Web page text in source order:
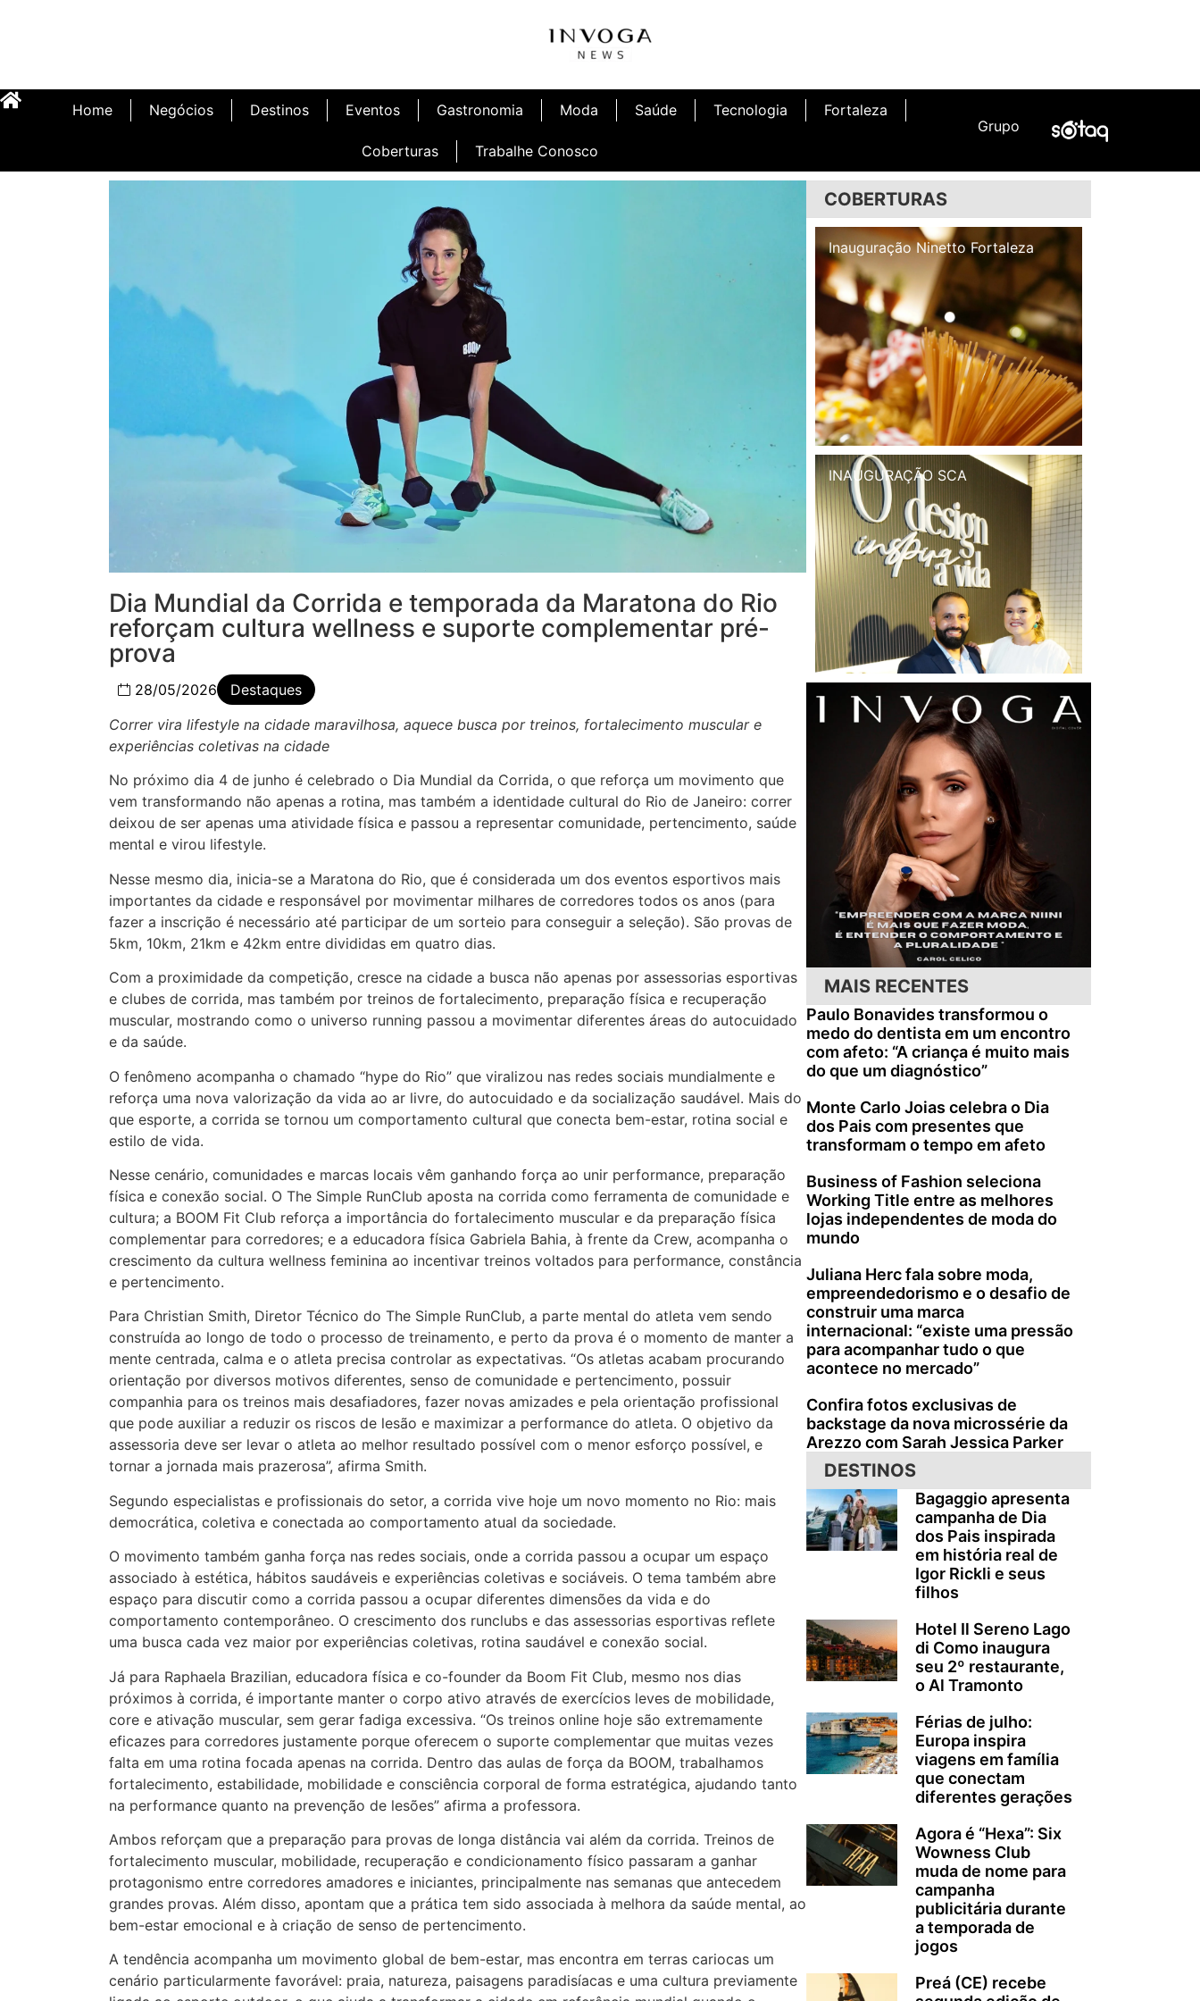
Home Negócios Destinos Eventos Gastronomia Moda Saúde Tecnologia Fortaleza
Coberturas Trabalhe Conosco
Grupo
Dia Mundial da Corrida e temporada da Maratona do Rio
reforçam cultura wellness e suporte complementar pré-
prova
28/05/2026
Destaques
Correr vira lifestyle na cidade maravilhosa, aquece busca por treinos, fortalecimento muscular e
experiências coletivas na cidade
No próximo dia 4 de junho é celebrado o Dia Mundial da Corrida, o que reforça um movimento que
vem transformando não apenas a rotina, mas também a identidade cultural do Rio de Janeiro: correr
deixou de ser apenas uma atividade física e passou a representar comunidade, pertencimento, saúde
mental e virou lifestyle.
Nesse mesmo dia, inicia-se a Maratona do Rio, que é considerada um dos eventos esportivos mais
importantes da cidade e responsável por movimentar milhares de corredores todos os anos (para
fazer a inscrição é necessário até participar de um sorteio para conseguir a seleção). São provas de
5km, 10km, 21km e 42km entre divididas em quatro dias.
Com a proximidade da competição, cresce na cidade a busca não apenas por assessorias esportivas
e clubes de corrida, mas também por treinos de fortalecimento, preparação física e recuperação
muscular, mostrando como o universo running passou a movimentar diferentes áreas do autocuidado
e da saúde.
O fenômeno acompanha o chamado “hype do Rio” que viralizou nas redes sociais mundialmente e
reforça uma nova valorização da vida ao ar livre, do autocuidado e da socialização saudável. Mais do
que esporte, a corrida se tornou um comportamento cultural que conecta bem-estar, rotina social e
estilo de vida.
Nesse cenário, comunidades e marcas locais vêm ganhando força ao unir performance, preparação
física e conexão social. O The Simple RunClub aposta na corrida como ferramenta de comunidade e
cultura; a BOOM Fit Club reforça a importância do fortalecimento muscular e da preparação física
complementar para corredores; e a educadora física Gabriela Bahia, à frente da Crew, acompanha o
crescimento da cultura wellness feminina ao incentivar treinos voltados para performance, constância
e pertencimento.
Para Christian Smith, Diretor Técnico do The Simple RunClub, a parte mental do atleta vem sendo
construída ao longo de todo o processo de treinamento, e perto da prova é o momento de manter a
mente centrada, calma e o atleta precisa controlar as expectativas. “Os atletas acabam procurando
orientação por diversos motivos diferentes, senso de comunidade e pertencimento, possuir
companhia para os treinos mais desafiadores, fazer novas amizades e pela orientação profissional
que pode auxiliar a reduzir os riscos de lesão e maximizar a performance do atleta. O objetivo da
assessoria deve ser levar o atleta ao melhor resultado possível com o menor esforço possível, e
tornar a jornada mais prazerosa”, afirma Smith.
Segundo especialistas e profissionais do setor, a corrida vive hoje um novo momento no Rio: mais
democrática, coletiva e conectada ao comportamento atual da sociedade.
O movimento também ganha força nas redes sociais, onde a corrida passou a ocupar um espaço
associado à estética, hábitos saudáveis e experiências coletivas e sociáveis. O tema também abre
espaço para discutir como a corrida passou a ocupar diferentes dimensões da vida e do
comportamento contemporâneo. O crescimento dos runclubs e das assessorias esportivas reflete
uma busca cada vez maior por experiências coletivas, rotina saudável e conexão social.
Já para Raphaela Brazilian, educadora física e co-founder da Boom Fit Club, mesmo nos dias
próximos à corrida, é importante manter o corpo ativo através de exercícios leves de mobilidade,
core e ativação muscular, sem gerar fadiga excessiva. “Os treinos online hoje são extremamente
eficazes para corredores justamente porque oferecem o suporte complementar que muitas vezes
falta em uma rotina focada apenas na corrida. Dentro das aulas de força da BOOM, trabalhamos
fortalecimento, estabilidade, mobilidade e consciência corporal de forma estratégica, ajudando tanto
na performance quanto na prevenção de lesões” afirma a professora.
Ambos reforçam que a preparação para provas de longa distância vai além da corrida. Treinos de
fortalecimento muscular, mobilidade, recuperação e condicionamento físico passaram a ganhar
protagonismo entre corredores amadores e iniciantes, principalmente nas semanas que antecedem
grandes provas. Além disso, apontam que a prática tem sido associada à melhora da saúde mental, ao
bem-estar emocional e à criação de senso de pertencimento.
A tendência acompanha um movimento global de bem-estar, mas encontra em terras cariocas um
cenário particularmente favorável: praia, natureza, paisagens paradisíacas e uma cultura previamente
COBERTURAS
Inauguração Illa Café Inauguração Illa Café
INAUGURAÇÃO SCA
MAIS RECENTES
Paulo Bonavides transformou o
medo do dentista em um encontro
com afeto: “A criança é muito mais
do que um diagnóstico”
Monte Carlo Joias celebra o Dia
dos Pais com presentes que
transformam o tempo em afeto
Business of Fashion seleciona
Working Title entre as melhores
lojas independentes de moda do
mundo
Juliana Herc fala sobre moda,
empreendedorismo e o desafio de
construir uma marca
internacional: “existe uma pressão
para acompanhar tudo o que
acontece no mercado”
Confira fotos exclusivas de
backstage da nova microssérie da
Arezzo com Sarah Jessica Parker
DESTINOS
Bagaggio apresenta
campanha de Dia
dos Pais inspirada
em história real de
Igor Rickli e seus
filhos
Hotel Il Sereno Lago
di Como inaugura
seu 2º restaurante,
o Al Tramonto
Férias de julho:
Europa inspira
viagens em família
que conectam
diferentes gerações
Agora é “Hexa”: Six
Wowness Club
muda de nome para
campanha
publicitária durante
a temporada de
jogos
Preá (CE) recebe